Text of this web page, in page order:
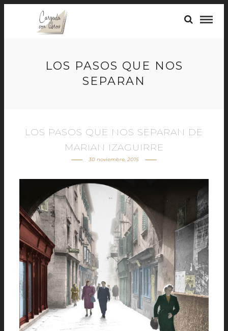
LOS PASOS QUE NOS
SEPARAN
LOS PASOS QUE NOS SEPARAN DE
MARIAN IZAGUIRRE
30 noviembre, 2015